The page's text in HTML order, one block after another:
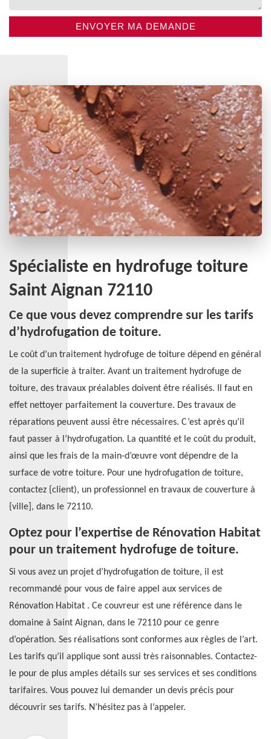
Spécialiste en hydrofuge toiture
Saint Aignan 72110
Ce que vous devez comprendre sur les tarifs
d’hydrofugation de toiture.
Le coût d’un traitement hydrofuge de toiture dépend en général
de la superficie à traiter. Avant un traitement hydrofuge de
toiture, des travaux préalables doivent être réalisés. Il faut en
effet nettoyer parfaitement la couverture. Des travaux de
réparations peuvent aussi être nécessaires. C’est après qu’il
faut passer à l’hydrofugation. La quantité et le coût du produit,
ainsi que les frais de la main-d’œuvre vont dépendre de la
surface de votre toiture. Pour une hydrofugation de toiture,
contactez {client), un professionnel en travaux de couverture à
{ville], dans le 72110.
Optez pour l’expertise de Rénovation Habitat
pour un traitement hydrofuge de toiture.
Si vous avez un projet d’hydrofugation de toiture, il est
recommandé pour vous de faire appel aux services de
Rénovation Habitat . Ce couvreur est une référence dans le
domaine à Saint Aignan, dans le 72110 pour ce genre
d’opération. Ses réalisations sont conformes aux règles de l’art.
Les tarifs qu’il applique sont aussi très raisonnables. Contactez-
le pour de plus amples détails sur ses services et ses conditions
tarifaires. Vous pouvez lui demander un devis précis pour
découvrir ses tarifs. N’hésitez pas à l’appeler.